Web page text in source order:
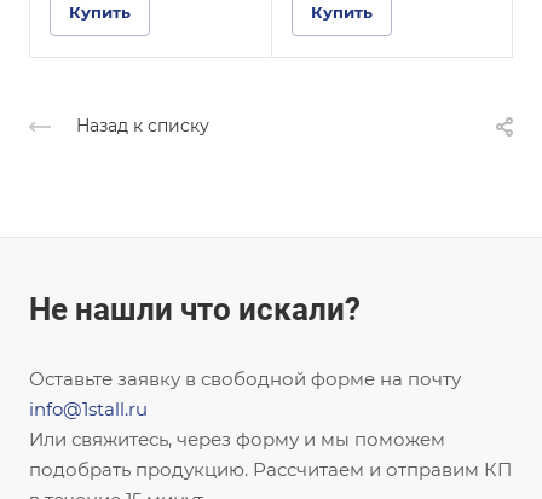
Купить Купить
Назад к списку
Не нашли что искали?
Оставьте заявку в свободной форме на почту
info@1stall.ru
Или свяжитесь, через форму и мы поможем
подобрать продукцию. Рассчитаем и отправим КП